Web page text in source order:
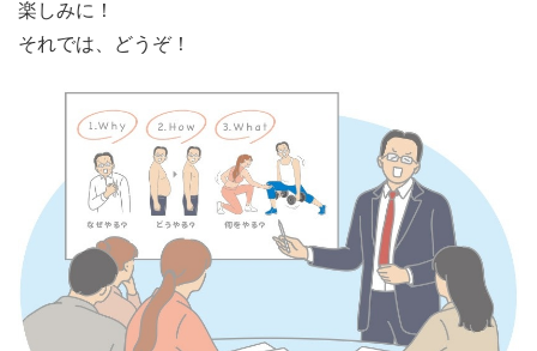
楽しみに！
それでは、どうぞ！